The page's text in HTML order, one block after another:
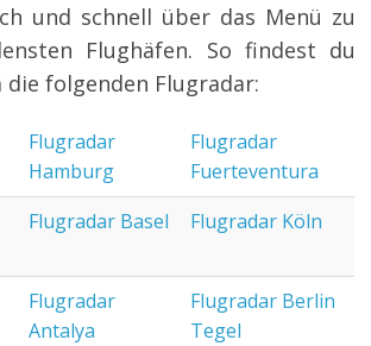
und schnell über das Menü zu
Flughäfen. So findest du
folgenden Flugradar:
Flugradar
Hamburg
Flugradar
Fuerteventura
Flugradar Basel Flugradar Köln
Flugradar
Antalya
Flugradar Berlin
Tegel